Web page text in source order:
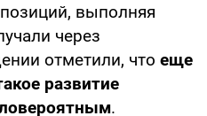
выполняя
через
отметили, что еще
развитие
.